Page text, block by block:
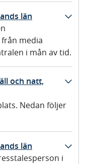
län
media
i mån av tid.
och natt,
Nedan följer
län
i